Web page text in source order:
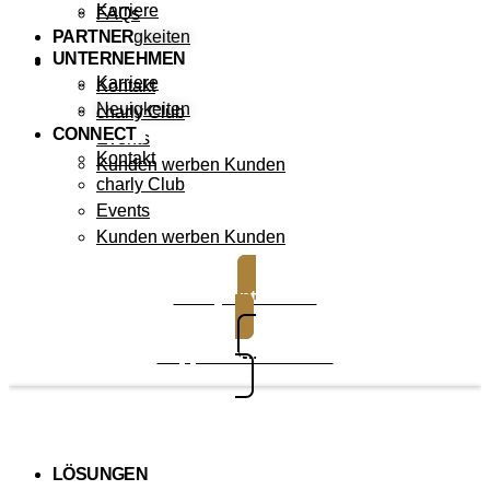
Karriere
Neuigkeiten
CONNECT
Kontakt
charly Club
Events
Kunden werben Kunden
FAQs
PARTNER
UNTERNEHMEN
Karriere
Neuigkeiten
CONNECT
Kontakt
charly Club
Events
Kunden werben Kunden
charly entdecken
Support kontaktieren
LÖSUNGEN